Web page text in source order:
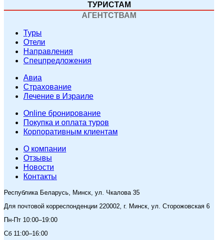
ТУРИСТАМ
АГЕНТСТВАМ
Туры
Отели
Направления
Спецпредложения
Авиа
Страхование
Лечение в Израиле
Online бронирование
Покупка и оплата туров
Корпоративным клиентам
O компании
Отзывы
Новости
Контакты
Республика Беларусь, Минск, ул. Чкалова 35
Для почтовой корреспонденции 220002, г. Минск, ул. Сторожовская 6
Пн-Пт 10:00–19:00
Сб 11:00–16:00